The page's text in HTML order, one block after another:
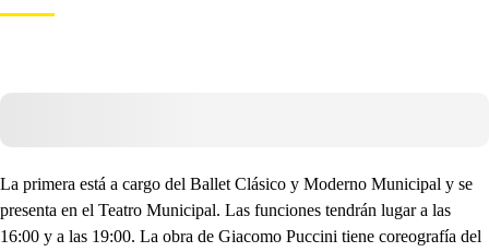
La primera está a cargo del Ballet Clásico y Moderno Municipal y se
presenta en el Teatro Municipal. Las funciones tendrán lugar a las
16:00 y a las 19:00. La obra de Giacomo Puccini tiene coreografía del